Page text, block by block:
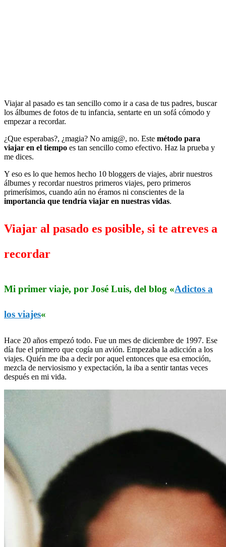
Viajar al pasado es tan sencillo como ir a casa de tus padres, buscar
los álbumes de fotos de tu infancia, sentarte en un sofá cómodo y
empezar a recordar.
¿Que esperabas?, ¿magia? No amig@, no. Este método para
viajar en el tiempo es tan sencillo como efectivo. Haz la prueba y
me dices.
Y eso es lo que hemos hecho 10 bloggers de viajes, abrir nuestros
álbumes y recordar nuestros primeros viajes, pero primeros
primerísimos, cuando aún no éramos ni conscientes de la
importancia que tendría viajar en nuestras vidas.
Viajar al pasado es posible, si te atreves a
recordar
Mi primer viaje, por José Luis, del blog «Adictos a
los viajes«
Hace 20 años empezó todo. Fue un mes de diciembre de 1997. Ese
día fue el primero que cogía un avión. Empezaba la adicción a los
viajes. Quién me iba a decir por aquel entonces que esa emoción,
mezcla de nerviosismo y expectación, la iba a sentir tantas veces
después en mi vida.